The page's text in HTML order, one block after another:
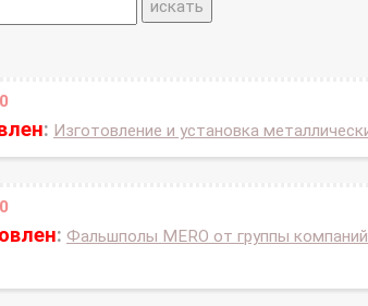
0
: Изготовление и установка
0
: Фальшполы MERO от группы